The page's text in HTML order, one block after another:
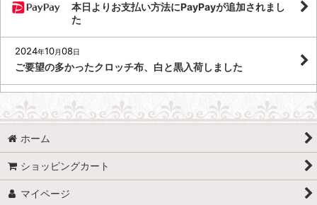
本日よりお支払い方法にPayPayが追加されまし
た
2024年10月08日
ご要望の多かったクロッチ布、白と黒入荷しました
ホーム
ショッピングカート
マイページ